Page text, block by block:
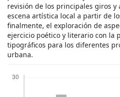
revisión de los principales giros y
escena artística local a partir de
finalmente, el exploración de
ejercicio poético y literario con la
tipográficos para los diferentes
urbana.